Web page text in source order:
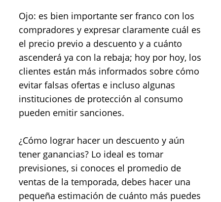
Ojo: es bien importante ser franco con los
compradores y expresar claramente cuál es
el precio previo a descuento y a cuánto
ascenderá ya con la rebaja; hoy por hoy, los
clientes están más informados sobre cómo
evitar falsas ofertas e incluso algunas
instituciones de protección al consumo
pueden emitir sanciones.
¿Cómo lograr hacer un descuento y aún
tener ganancias? Lo ideal es tomar
previsiones, si conoces el promedio de
ventas de la temporada, debes hacer una
pequeña estimación de cuánto más puedes